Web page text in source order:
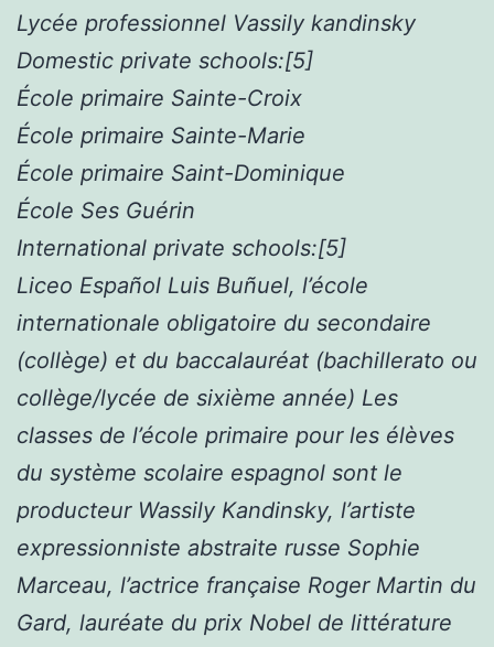
Lycée professionnel Vassily kandinsky
Domestic private schools:[5]
École primaire Sainte-Croix
École primaire Sainte-Marie
École primaire Saint-Dominique
École Ses Guérin
International private schools:[5]
Liceo Español Luis Buñuel, l’école
internationale obligatoire du secondaire
(collège) et du baccalauréat (bachillerato ou
collège/lycée de sixième année) Les
classes de l’école primaire pour les élèves
du système scolaire espagnol sont le
producteur Wassily Kandinsky, l’artiste
expressionniste abstraite russe Sophie
Marceau, l’actrice française Roger Martin du
Gard, lauréate du prix Nobel de littérature